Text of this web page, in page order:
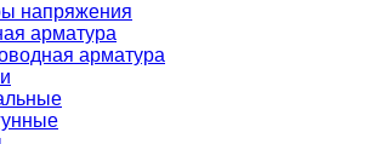
напряжения
арматура
арматура